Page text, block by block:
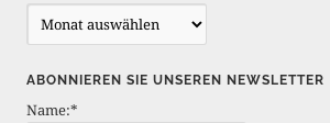
e
t
r
ABONNIEREN SIE UNSEREN NEWSLETTER
Name:*